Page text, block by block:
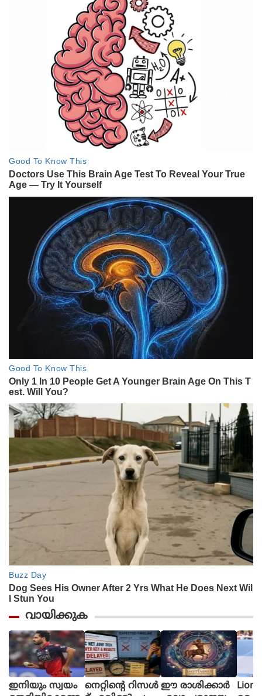
വായിക്കുക
ഇനിയും സ്വയം
നെറ്റിൻ്റെ റിസൾ ഈ രാശിക്കാര്‍